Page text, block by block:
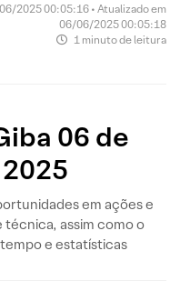
2025 00:05:16 • Atualizado em
06/06/2025 00:05:18
1 minuto de leitura
06 de
em ações e
técnica, assim como o
e estatísticas